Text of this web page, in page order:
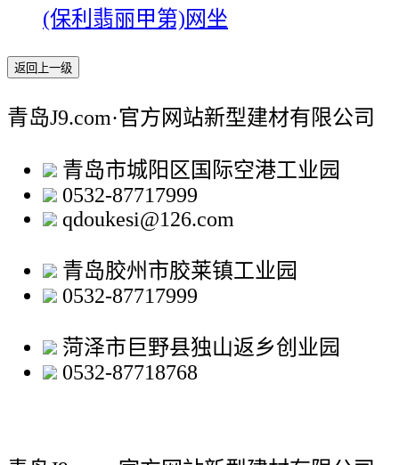
(保利翡丽甲第)网坐
返回上一级
青岛J9.com·官方网站新型建材有限公司
青岛市城阳区国际空港工业园
0532-87717999
qdoukesi@126.com
青岛胶州市胶莱镇工业园
0532-87717999
菏泽市巨野县独山返乡创业园
0532-87718768